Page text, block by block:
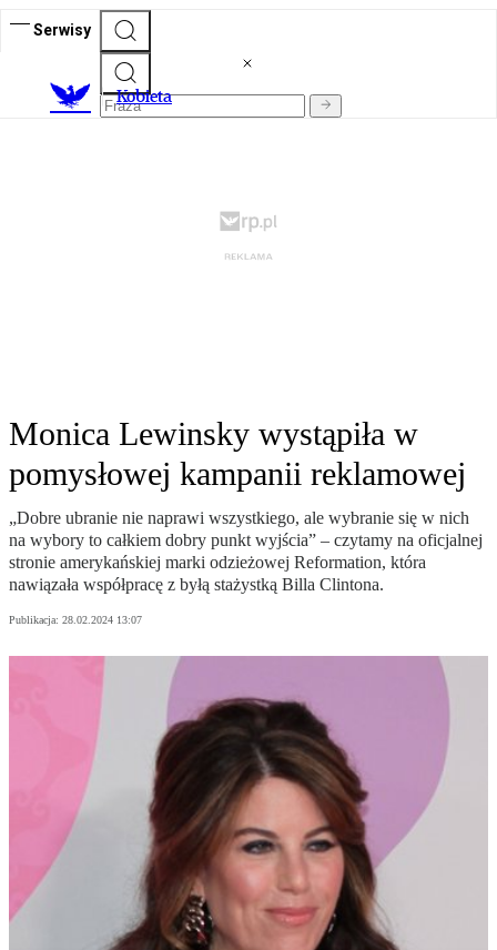
Serwisy
Kobieta
Monica Lewinsky wystąpiła w
pomysłowej kampanii reklamowej
„Dobre ubranie nie naprawi wszystkiego, ale wybranie się w nich
na wybory to całkiem dobry punkt wyjścia” – czytamy na oficjalnej
stronie amerykańskiej marki odzieżowej Reformation, która
nawiązała współpracę z byłą stażystką Billa Clintona.
Publikacja: 28.02.2024 13:07